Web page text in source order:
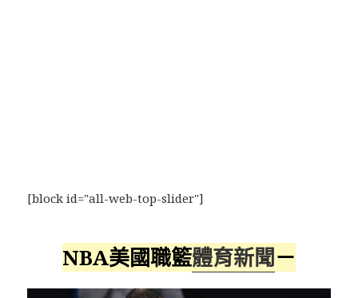
[block id="all-web-top-slider"]
NBA美國職籃體育新聞－